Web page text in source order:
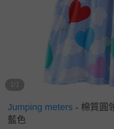
1/1
Jumping meters - 棉質圓
藍色